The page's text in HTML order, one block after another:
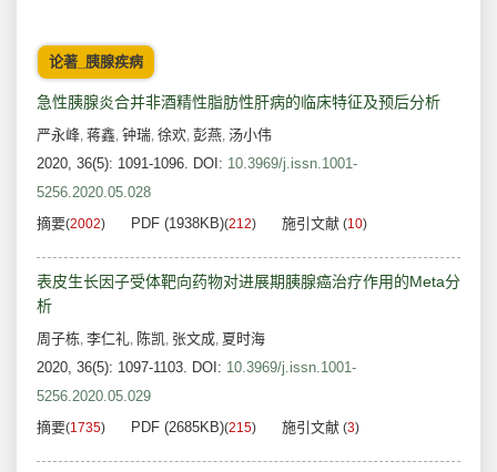
论著_胰腺疾病
急性胰腺炎合并非酒精性脂肪性肝病的临床特征及预后分析
严永峰, 蒋鑫, 钟瑞, 徐欢, 彭燕, 汤小伟
2020, 36(5): 1091-1096. DOI: 10.3969/j.issn.1001-
5256.2020.05.028
摘要(2002) PDF (1938KB)(212) 施引文献 (10)
表皮生长因子受体靶向药物对进展期胰腺癌治疗作用的Meta分
析
周子栋, 李仁礼, 陈凯, 张文成, 夏时海
2020, 36(5): 1097-1103. DOI: 10.3969/j.issn.1001-
5256.2020.05.029
摘要(1735) PDF (2685KB)(215) 施引文献 (3)